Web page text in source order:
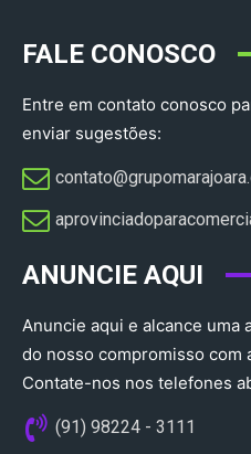
FALE CONOSCO
Entre em contato conosco
enviar sugestões:
ANUNCIE AQUI
Anuncie aqui e alcance uma
do nosso compromisso com
Contate-nos nos telefones
(91) 98224 - 3111